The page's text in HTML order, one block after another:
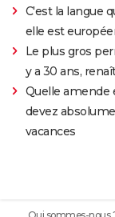
C'est la langue
elle est
Le plus gros
y a 30 ans,
Quelle amende
devez
vacances